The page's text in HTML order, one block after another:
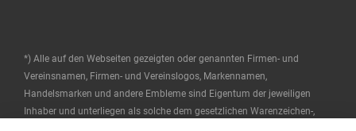
*) Alle auf den Webseiten gezeigten oder genannten Firmen- und
Vereinsnamen, Firmen- und Vereinslogos, Markennamen,
Handelsmarken und andere Embleme sind Eigentum der jeweiligen
Inhaber und unterliegen als solche dem gesetzlichen Warenzeichen-,